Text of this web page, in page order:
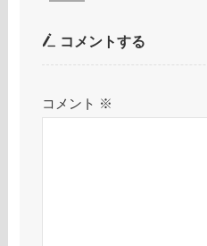
コメントする
コメント ※